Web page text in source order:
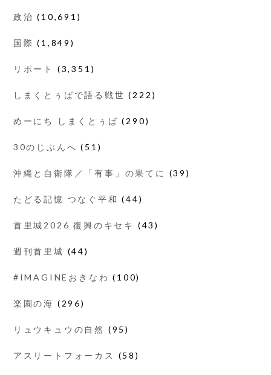
政治 (10,691)
国際 (1,849)
リポート (3,351)
しまくとぅばで語る戦世 (222)
めーにち しまくとぅば (290)
30のじぶんへ (51)
沖縄と自衛隊／「有事」の果てに (39)
たどる記憶 つなぐ平和 (44)
首里城2026 復興のキセキ (43)
週刊首里城 (44)
#IMAGINEおきなわ (100)
楽園の海 (296)
リュウキュウの自然 (95)
アスリートフォーカス (58)